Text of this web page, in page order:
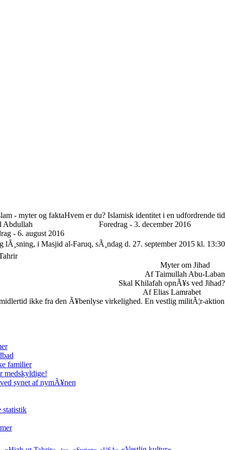
Hvem er du? Islamisk identitet i en udfordrende tid
Foredrag - 3. december 2016
- myter og fakta
Abdullah
- 6. august 2016
lÃ¸sning, i Masjid al-Faruq, sÃ¸ndag d. 27. september 2015 kl. 13:30
Myter om Jihad
Af Taimullah Abu-Laban
Skal Khilafah opnÃ¥s ved Jihad?
Af Elias Lamrabet
ikke fra den Ã¥benlyse virkelighed. En vestlig militÃ¦r-aktion
familier
medskyldige!
synet af nymÃ¥nen
statistik